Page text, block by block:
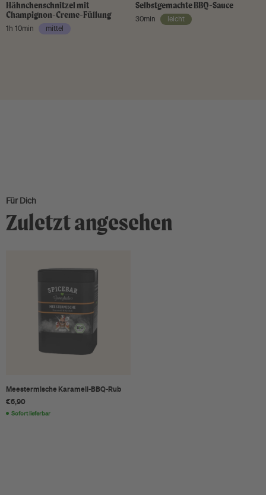
Hähnchenschnitzel mit
Champignon-Creme-Füllung
1h 10min mittel
Selbstgemachte BBQ-Sauce
30min leicht
Für Dich
Zuletzt angesehen
Meestermische Karamell-BBQ-Rub
€6,90
Sofort lieferbar